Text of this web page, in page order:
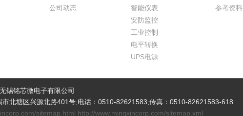
公司动态
智能仪表
安防监控
工业控制
电平转换
UPS电源
参考资料
锡铭芯微电子有限公司
市北塘区兴源北路401号;电话：0510-82621583;传真：0510-82621583-618
sitemap.html http://www.mingxincorp.com/sitemap.xml